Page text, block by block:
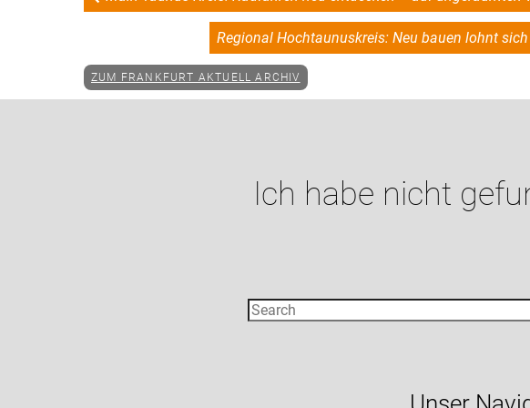
Regional Hochtaunuskreis: Neu bauen lohnt
ZUM FRANKFURT AKTUELL ARCHIV
Ich habe nicht